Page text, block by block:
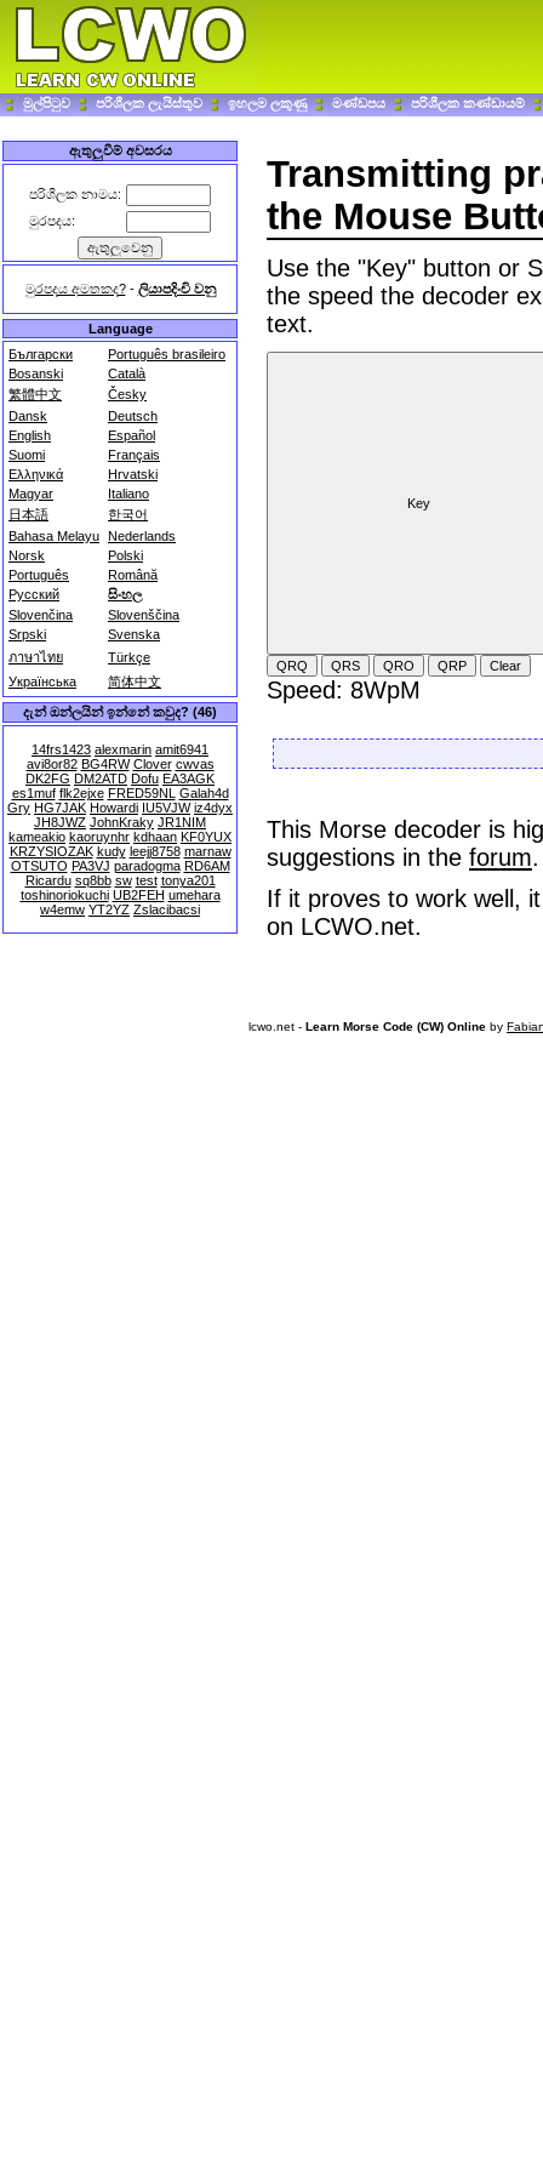
මුල්පිටුව පරිශීලක ලැයිස්තුව ඉහලම ලකුණු මණ්ඩපය පරිශීලක කණ්ඩායම්
ඇතුලුවීම් අවසරය
පරිශීලක නාමය:
මුරපදය:
මුරපදය අමතකද?- ලියාපදිංචි වනු
Language
Български
Português brasileiro
Bosanski
Català
繁體中文
Česky
Dansk
Deutsch
English
Español
Suomi
Français
Ελληνικά
Hrvatski
Magyar
Italiano
日本語
한국어
Bahasa Melayu Nederlands
Norsk
Polski
Português
Română
Русский
සිංහල
Slovenčina
Slovenščina
Srpski
Svenska
ภาษาไทย
Türkçe
Українська
简体中文
දැන් ඔන්ලයින් ඉන්නේ කවුද? (46)
14frs1423 alexmarin amit6941
avi8or82 BG4RW Clover cwvas
DK2FG DM2ATD Dofu EA3AGK
es1muf flk2ejxe FRED59NL Galah4d
Gry HG7JAK Howardi IU5VJW iz4dyx
JH8JWZ JohnKraky JR1NIM
kameakio kaoruynhr kdhaan KF0YUX
KRZYSIOZAK kudy leejj8758 marnaw
OTSUTO PA3VJ paradogma RD6AM
Ricardu sq8bb sw test tonya201
toshinoriokuchi UB2FEH umehara
w4emw YT2YZ Zslacibacsi
Transmitting
the Mouse
Use the "Key" button or
the speed the decoder
text.
Speed: 8WpM
This Morse decoder is
suggestions in the forum.
If it proves to work well,
on LCWO.net.
lcwo.net - Learn Morse Code (CW) Online by